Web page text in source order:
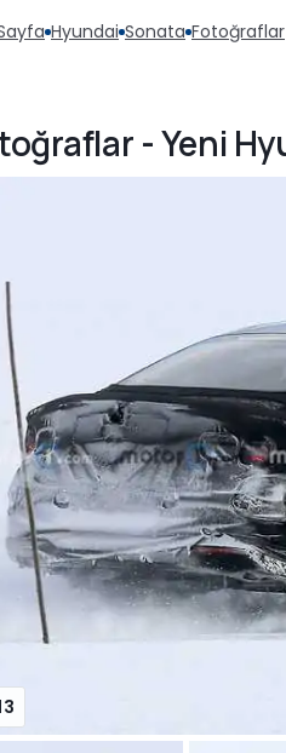
Hyundai Sonata Fotoğraflar
- Yeni